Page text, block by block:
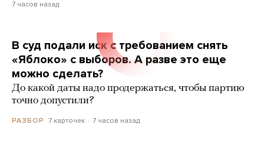
7 часов назад
В суд подали иск с требованием снять
«Яблоко» с выборов. А разве это еще
можно сделать?
До какой даты надо продержаться, чтобы партию
точно допустили?
РАЗБОР 7 карточек 7 часов назад